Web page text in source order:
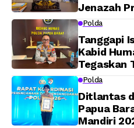
Jenazah
Barat
Polda
Tanggapi
Kabid
Tegaskan
bagi
Polda
Ditlantas
Papua
Mandiri